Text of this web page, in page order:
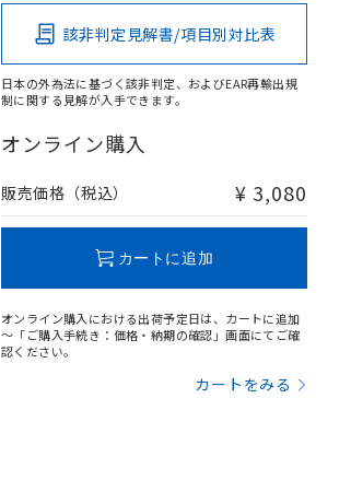
該非判定見解書/項目別対比表
日本の外為法に基づく該非判定、およびEAR再輸出規
制に関する見解が入手できます。
オンライン購入
販売価格（税込） ¥ 3,080
カートに追加
オンライン購入における出荷予定日は、カートに追加
～「ご購入手続き：価格・納期の確認」画面にてご確
認ください。
カートをみる